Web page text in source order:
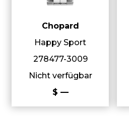
Chopard
Happy Sport
278477-3009
Nicht verfügbar
$ —